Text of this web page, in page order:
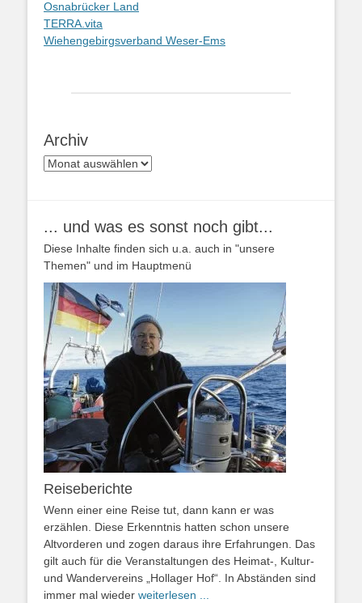
Osnabrücker Land
TERRA.vita
Wiehengebirgsverband Weser-Ems
Archiv
Archiv
... und was es sonst noch gibt...
Diese Inhalte finden sich u.a. auch in "unsere
Themen" und im Hauptmenü
Reiseberichte
Wenn einer eine Reise tut, dann kann er was
erzählen. Diese Erkenntnis hatten schon unsere
Altvorderen und zogen daraus ihre Erfahrungen. Das
gilt auch für die Veranstaltungen des Heimat-, Kultur-
und Wandervereins „Hollager Hof“. In Abständen sind
immer mal wieder weiterlesen ...